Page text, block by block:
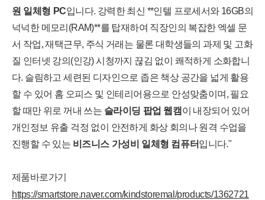
원 일체형 PC입니다. 강력한 최신 **인텔 프로세서와 16GB의
넉넉한 메모리(RAM)**를 탑재하여 직장인의 복잡한 엑셀 문
서 작업, 재택근무, 주식 거래는 물론 대학생들의 과제 및 고화
질 인터넷 강의(인강) 시청까지 끊김 없이 쾌적하게 소화합니
다. 슬림하고 세련된 디자인으로 좁은 책상 공간을 넓게 활용
할 수 있어 홈 오피스 및 인테리어용으로 안성맞춤이며, 필요
할 때만 위로 꺼내 쓰는 슬라이딩 팝업 웹캠 이 내장되어 있어
개인정보 유출 걱정 없이 안전하게 화상 회의나 원격 수업을
진행할 수 있는 비즈니스 가성비 일체형 컴퓨터입니다."
제품바로가기
https://smartstore.naver.com/kindstoremal/products/1362721